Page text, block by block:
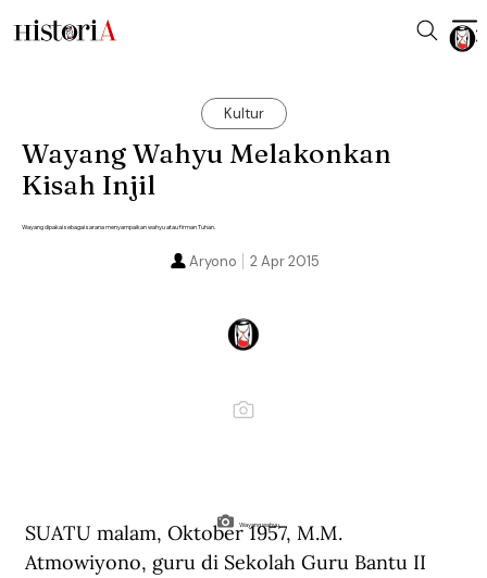
Kultur
Wayang Wahyu Melakonkan
Kisah Injil
Wayang dipakai sebagai sarana menyampaikan wahyu atau firman Tuhan.
2 Apr 2015
Aryono
Wayang wahyu.
SUATU malam, Oktober 1957, M.M.
Atmowiyono, guru di Sekolah Guru Bantu II